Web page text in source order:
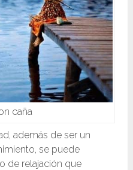
caña
además de ser un
se puede
de relajación que